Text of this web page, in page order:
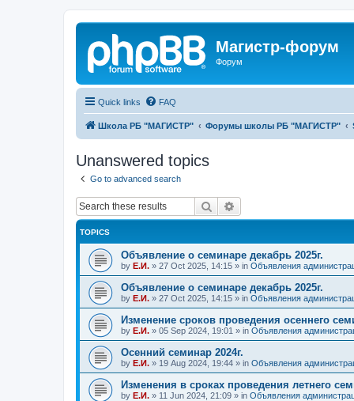
Магистр-форум
Форум
Quick links FAQ
Школа РБ "МАГИСТР" Форумы школы РБ "МАГИСТР"
Unanswered topics
Go to advanced search
Search
TOPICS
Объявление о семинаре декабрь 2025г.
by Е.И. » 27 Oct 2025, 14:15 » in Объявления
Объявление о семинаре декабрь 2025г.
by Е.И. » 27 Oct 2025, 14:15 » in Объявления
Изменение сроков проведения осеннего
by Е.И. » 05 Sep 2024, 19:01 » in Объявления
Осенний семинар 2024г.
by Е.И. » 19 Aug 2024, 19:44 » in Объявления
Изменения в сроках проведения летнего
by Е.И. » 11 Jun 2024, 21:09 » in Объявления